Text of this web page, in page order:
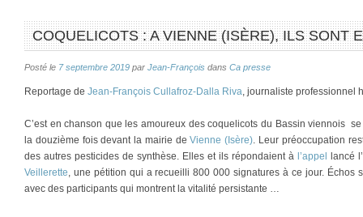
COQUELICOTS : A VIENNE (ISÈRE), ILS SONT
Posté le 7 septembre 2019 par Jean-François dans Ca presse
Reportage de Jean-François Cullafroz-Dalla Riva, journaliste professionnel
C’est en chanson que les amoureux des coquelicots du Bassin viennois
la douzième fois devant la mairie deVienne (Isère). Leur préoccupation
des autres pesticides de synthèse. Elles et ils répondaient à l’appel
lancé
Veillerette, une pétition qui a recueilli 800 000 signatures à ce jour. Échos
avec des participants qui montrent la vitalité persistante …